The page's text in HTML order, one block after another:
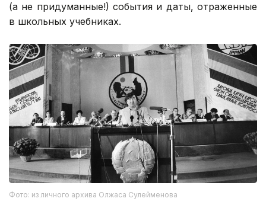
(а не придуманные!) события и даты, отраженные
в школьных учебниках.
Фото: из личного архива Олжаса Сулейменова